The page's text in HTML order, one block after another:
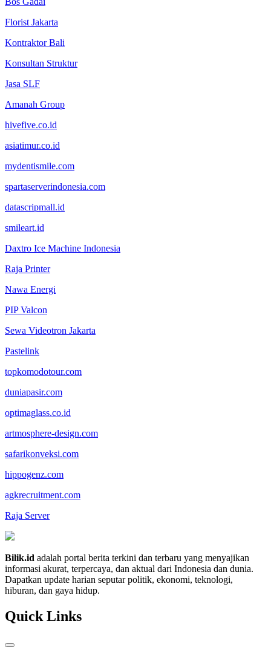
Florist Jakarta
Kontraktor Bali
Konsultan Struktur
Jasa SLF
Amanah Group
hivefive.co.id
asiatimur.co.id
mydentismile.com
spartaserverindonesia.com
datascripmall.id
smileart.id
Daxtro Ice Machine Indonesia
Raja Printer
Nawa Energi
PIP Valcon
Sewa Videotron Jakarta
Pastelink
topkomodotour.com
duniapasir.com
optimaglass.co.id
artmosphere-design.com
safarikonveksi.com
hippogenz.com
agkrecruitment.com
Raja Server
Bilik.id adalah portal berita terkini dan terbaru yang menyajikan
informasi akurat, terpercaya, dan aktual dari Indonesia dan dunia.
Dapatkan update harian seputar politik, ekonomi, teknologi,
hiburan, dan gaya hidup.
Quick Links